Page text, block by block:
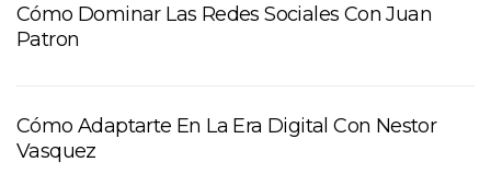
Cómo Dominar Las Redes Sociales Con Juan
Patron
Cómo Adaptarte En La Era Digital Con Nestor
Vasquez